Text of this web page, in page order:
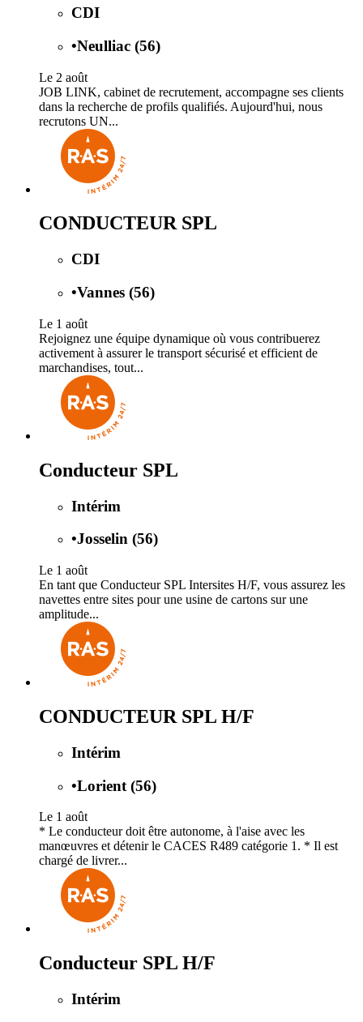
CDI
•Neulliac (56)
Le 2 août
JOB LINK, cabinet de recrutement, accompagne ses clients
dans la recherche de profils qualifiés. Aujourd'hui, nous
recrutons UN...
CONDUCTEUR SPL
CDI
•Vannes (56)
Le 1 août
Rejoignez une équipe dynamique où vous contribuerez
activement à assurer le transport sécurisé et efficient de
marchandises, tout...
Conducteur SPL
Intérim
•Josselin (56)
Le 1 août
En tant que Conducteur SPL Intersites H/F, vous assurez les
navettes entre sites pour une usine de cartons sur une
amplitude...
CONDUCTEUR SPL H/F
Intérim
•Lorient (56)
Le 1 août
* Le conducteur doit être autonome, à l'aise avec les
manœuvres et détenir le CACES R489 catégorie 1. * Il est
chargé de livrer...
Conducteur SPL H/F
Intérim